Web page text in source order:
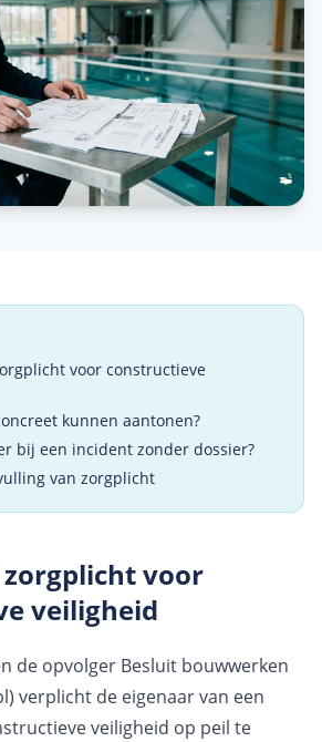
voor constructieve
kunnen aantonen?
bij een incident zonder dossier?
van zorgplicht
voor
veiligheid
de opvolger Besluit bouwwerken
verplicht de eigenaar van een
veiligheid op peil te